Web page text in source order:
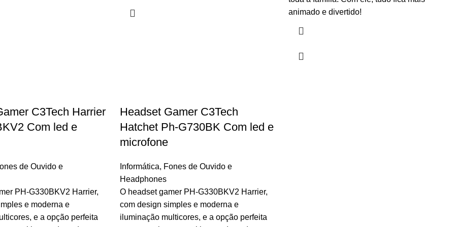
animado e divertido!
C3Tech Harrier
Com led e
de Ouvido e
PH-G330BKV2 Harrier,
e moderna e
e a opção perfeita
Headset Gamer C3Tech
Hatchet Ph-G730BK Com led e
microfone
Informática, Fones de Ouvido e
Headphones
O headset gamer PH-G330BKV2 Harrier,
com design simples e moderna e
iluminação multicores, e a opção perfeita